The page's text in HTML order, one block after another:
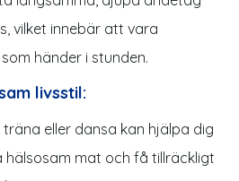
vilket innebär att vara
händer i stunden.
livsstil:
eller dansa kan hjälpa dig
mat och få tillräckligt